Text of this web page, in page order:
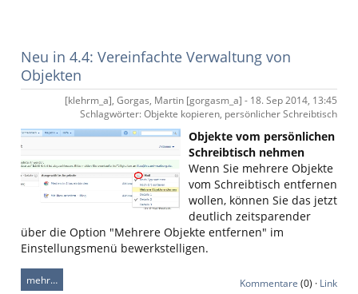
Neu in 4.4: Vereinfachte Verwaltung von
Objekten
[klehrm_a], Gorgas, Martin [gorgasm_a] - 18. Sep 2014, 13:45
Schlagwörter: Objekte kopieren, persönlicher Schreibtisch
Objekte vom persönlichen
Schreibtisch nehmen
Wenn Sie mehrere Objekte
vom Schreibtisch entfernen
wollen, können Sie das jetzt
deutlich zeitsparender
über die Option "Mehrere Objekte entfernen" im
Einstellungsmenü bewerkstelligen.
mehr… Kommentare (0) · Link